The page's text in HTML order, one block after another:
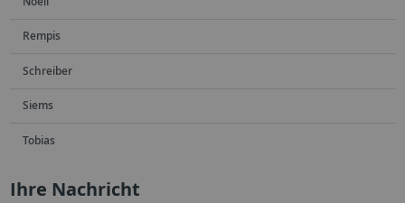
Rempis
Schreiber
Siems
Tobias
Ihre Nachricht